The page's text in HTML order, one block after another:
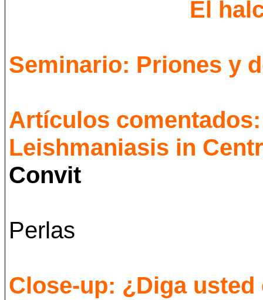
El
Seminario: Priones y
Artículos
Leishmaniasis in
Convit
Perlas
Close-up: ¿Diga